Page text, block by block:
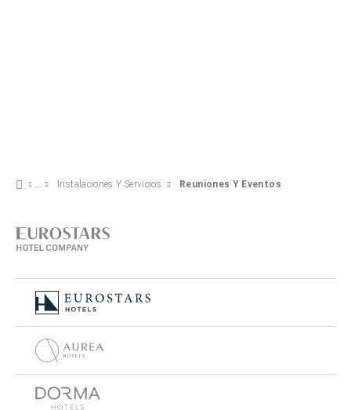
Instalaciones Y Servicios Reuniones Y Eventos